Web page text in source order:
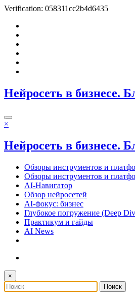
Verification: 058311cc2b4d6435
Перейти
содержимому
Нейросеть в бизнесе.
×
Нейросеть в бизнесе.
Обзоры инструментов и
Обзоры инструментов и
AI-Навигатор
Обзор нейросетей
AI-фокус: бизнес
Глубокое погружение (Deep
Практикум и гайды
AI News
×